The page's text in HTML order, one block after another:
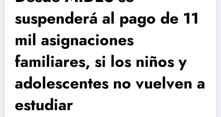
suspenderá al pago de 11
mil asignaciones
familiares, si los niños y
adolescentes no vuelven a
estudiar